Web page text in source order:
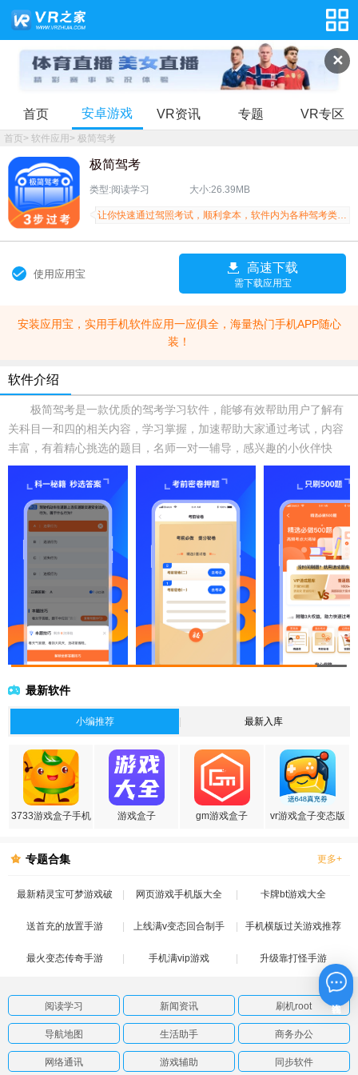
✕
首页 安卓游戏 VR资讯 专题 VR专区
首页> 软件应用> 极简驾考
极简驾考
类型:阅读学习 大小:26.39MB
使用应用宝 高速下载
需下载应用宝
安装应用宝，实用手机软件应用一应俱全，海量热门手机APP随心
装！
软件介绍
极简驾考是一款优质的驾考学习软件，能够有效帮助用户了解有
关科目一和四的相关内容，学习掌握，加速帮助大家通过考试，内容
丰富，有着精心挑选的题目，名师一对一辅导，感兴趣的小伙伴快
最新软件
小编推荐 最新入库
3733游戏盒子手机
游戏盒子 gm游戏盒子 vr游戏盒子变态版
专题合集 更多+
最新精灵宝可梦游戏破
解版
网页游戏手机版大全 卡牌bt游戏大全
送首充的放置手游 上线满v变态回合制手
游
手机横版过关游戏推荐
最火变态传奇手游 手机满vip游戏 升级靠打怪手游
阅读学习 新闻资讯 刷机root
导航地图 生活助手 商务办公
网络通讯 游戏辅助 同步软件